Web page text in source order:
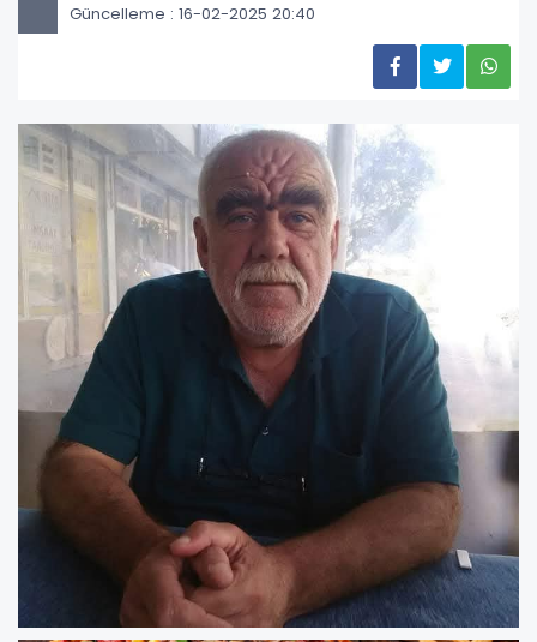
Güncelleme : 16-02-2025 20:40